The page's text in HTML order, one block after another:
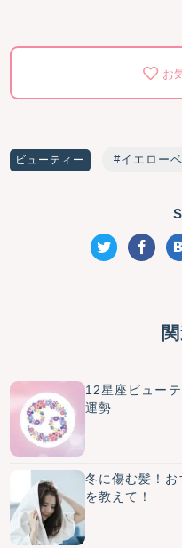
お
ビューティー イエロー
12星座ビュー
運勢
冬に傷む髪！
を教えて！